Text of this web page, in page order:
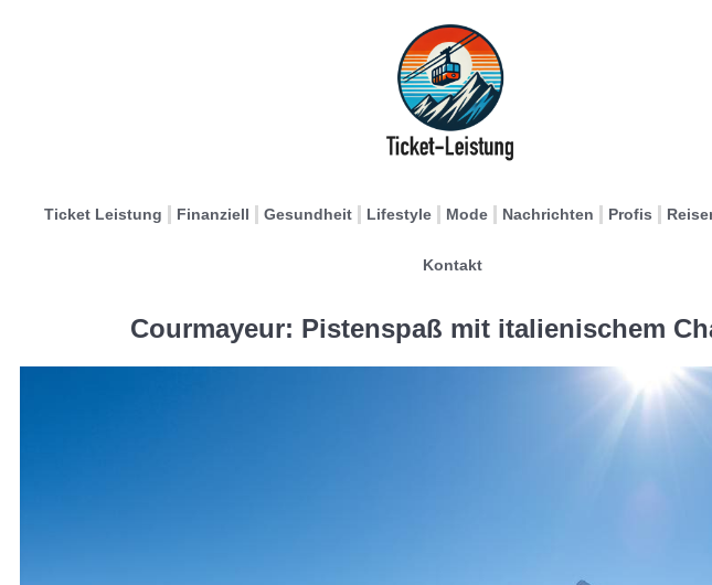
Ticket Leistung Finanziell Gesundheit Lifestyle Mode Nachrichten Profis
Kontakt
Courmayeur: Pistenspaß mit italienischem